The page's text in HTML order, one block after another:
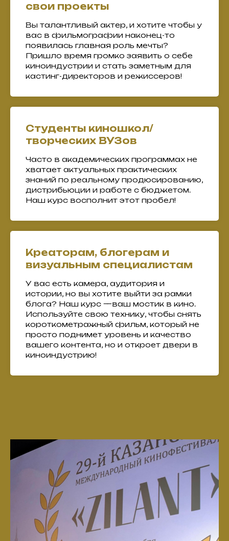
свои проекты
Вы талантливый актер, и хотите чтобы у
вас в фильмографии наконец-то
появилась главная роль мечты?
Пришло время громко заявить о себе
киноиндустрии и стать заметным для
кастинг-директоров и режиссеров!
Студенты киношкол/
творческих ВУЗов
Часто в академических программах не
хватает актуальных практических
знаний по реальному продюсированию,
дистрибьюции и работе с бюджетом.
Наш курс восполнит этот пробел!
Креаторам, блогерам и
визуальным специалистам
У вас есть камера, аудитория и
истории, но вы хотите выйти за рамки
блога? Наш курс —ваш мостик в кино.
Используйте свою технику, чтобы снять
короткометражный фильм, который не
просто поднимет уровень и качество
вашего контента, но и откроет двери в
киноиндустрию!